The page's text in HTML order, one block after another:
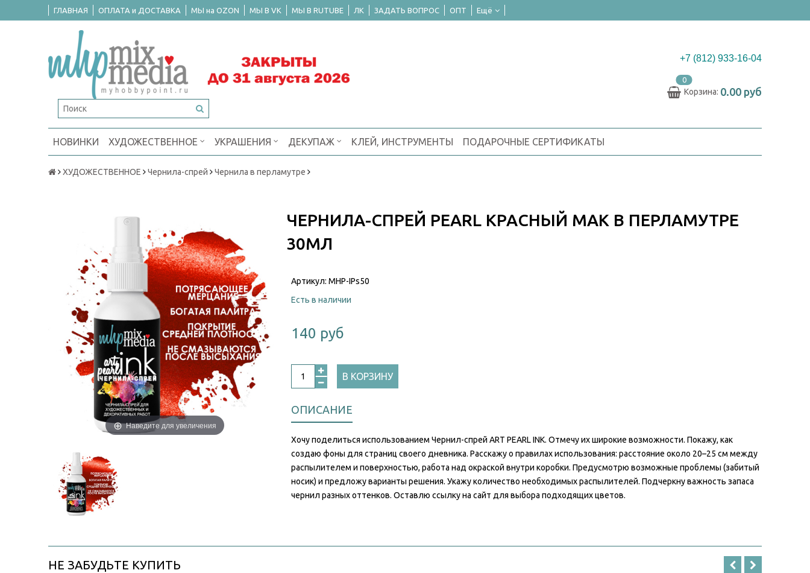
ГЛАВНАЯ ОПЛАТА и ДОСТАВКА МЫ на OZON МЫ В VK МЫ В RUTUBE ЛК ЗАДАТЬ ВОПРОС ОПТ Ещё
+7 (812) 933-16-04
0
Корзина: 0.00 руб
НОВИНКИ ХУДОЖЕСТВЕННОЕ УКРАШЕНИЯ ДЕКУПАЖ КЛЕЙ, ИНСТРУМЕНТЫ ПОДАРОЧНЫЕ СЕРТИФИКАТЫ
ХУДОЖЕСТВЕННОЕ Чернила-спрей Чернила в перламутре
ЧЕРНИЛА-СПРЕЙ PEARL КРАСНЫЙ МАК В ПЕРЛАМУТРЕ
30МЛ
Наведите для увеличения
Артикул: MHP-IPs50
Есть в наличии
140 руб
В КОРЗИНУ
ОПИСАНИЕ
Хочу поделиться использованием Чернил-спрей ART PEARL INK. Отмечу их широкие возможности. Покажу, как
создаю фоны для страниц своего дневника. Расскажу о правилах использования: расстояние около 20–25 см между
распылителем и поверхностью, работа над окраской внутри коробки. Предусмотрю возможные проблемы (забитый
носик) и предложу варианты решения. Укажу количество необходимых распылителей. Подчеркну важность запаса
чернил разных оттенков. Оставлю ссылку на сайт для выбора подходящих цветов.
НЕ ЗАБУДЬТЕ КУПИТЬ